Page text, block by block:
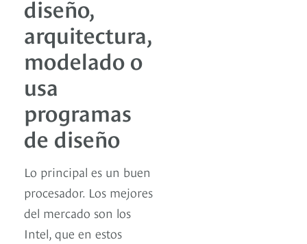
diseño,
arquitectura,
modelado o
usa
programas
de diseño
Lo principal es un buen
procesador. Los mejores
del mercado son los
Intel, que en estos